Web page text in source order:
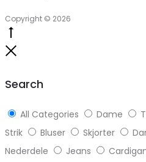
Copyright © 2026
Search
All Categories Dame
Strik
Bluser Skjorter
Nederdele
Jeans